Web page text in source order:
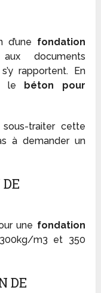
fondation
documents
rapportent. En
le
béton pour
traiter cette
à demander un
une fondation
m3 et 350
DE